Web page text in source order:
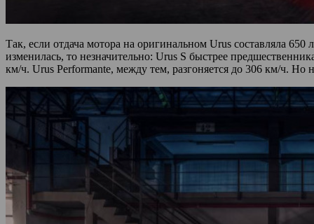
Так, если отдача мотора на оригинальном Urus составляла
изменилась, то незначительно: Urus S быстрее
км/ч. Urus Performante, между тем, разгоняется до 306 км/ч. Но